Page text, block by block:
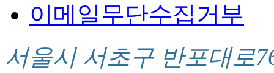
이메일무단수집거부
서울시 서초구 반포대로